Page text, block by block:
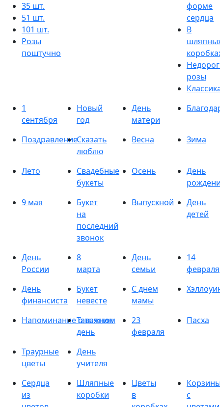
35 шт.
51 шт.
101 шт.
Розы
поштучно
форме
сердца
В
розы
1
сентября
Новый
год
День
матери
ПоздравлениеСказать
люблю
Весна Зима
Лето
Свадебные
букеты
Осень
День
9 мая
Букет
на
последний
звонок
Выпускной
День
детей
День
России
8
марта
День
семьи
14
февраля
День
финансиста
Букет
невесте
С днем
мамы
Напоминание о важном
Татьянин
день
23
февраля
Пасха
Траурные
цветы
День
учителя
Сердца
из
Шляпные
коробки
Цветы
в
с